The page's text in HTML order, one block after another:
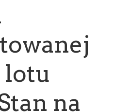
lotu
na